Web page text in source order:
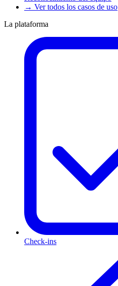
→ Ver todos los casos de uso
La plataforma
Check-ins